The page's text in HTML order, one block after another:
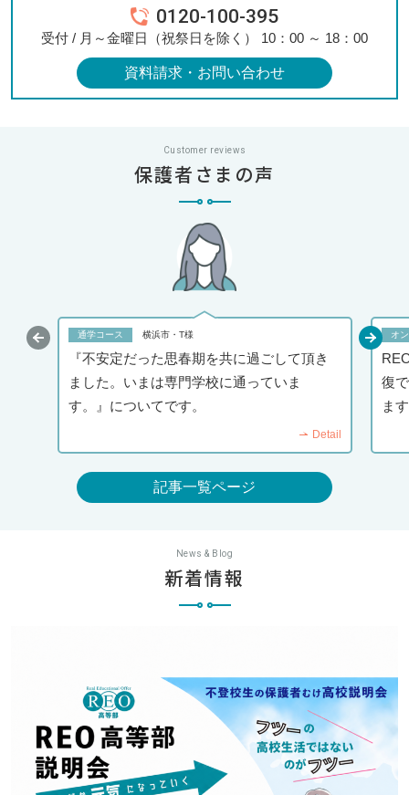
0120-100-395
受付 / 月～金曜日（祝祭日を除く） 10：00 ～ 18：00
資料請求・お問い合わせ
Customer reviews
保護者さまの声
通学コース 横浜市・T様
『不安定だった思春期を共に過ごして頂き
ました。いまは専門学校に通っていま
す。』についてです。
Detail
オ
復
ま
記事一覧ページ
News & Blog
新着情報